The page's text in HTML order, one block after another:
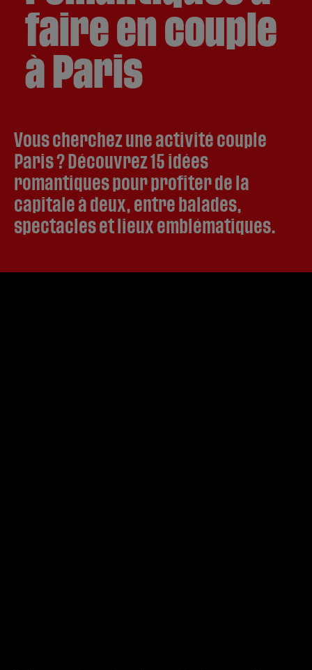
Accessibilité
FAQ – Foire Aux Questions
ALL Accor Partenaire exclusif
Blog
faire en couple
à Paris
Vous cherchez une activité couple
Paris ? Découvrez 15 idées
romantiques pour profiter de la
capitale à deux, entre balades,
spectacles et lieux emblématiques.